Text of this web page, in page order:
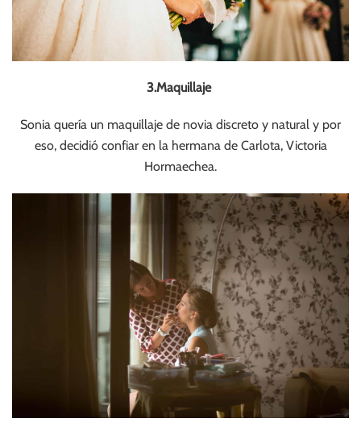
3.Maquillaje
Sonia quería un maquillaje de novia discreto y natural y por
eso, decidió confiar en la hermana de Carlota, Victoria
Hormaechea.